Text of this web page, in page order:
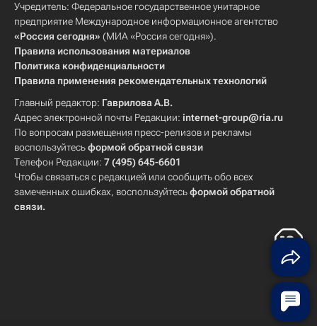
Учредитель: Федеральное государственное унитарное
предприятие Международное информационное агентство
«Россия сегодня» (МИА «Россия сегодня»).
Правила использования материалов
Политика конфиденциальности
Правила применения рекомендательных технологий
Главный редактор: Гаврилова А.В.
Адрес электронной почты Редакции: internet-group@ria.ru
По вопросам размещения пресс-релизов и рекламы
воспользуйтесьформой обратной связи
Телефон Редакции: 7 (495) 645-6601
Чтобы связаться с редакцией или сообщить обо всех
замеченных ошибках, воспользуйтесьформой обратной
связи.